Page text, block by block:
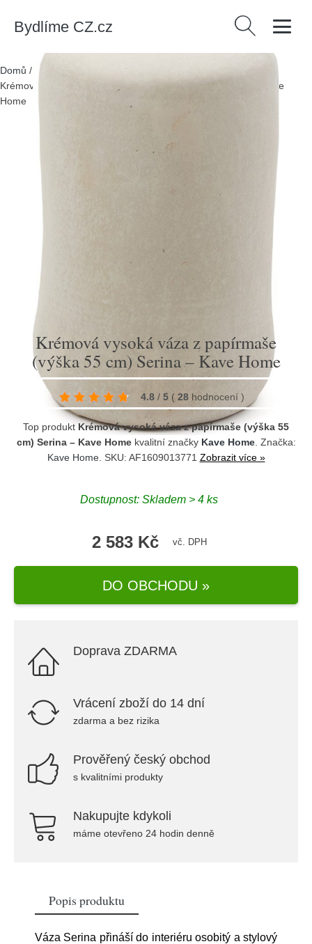
Bydlíme CZ.cz Vyhledávání
Domů / Produkty > Dekorace > Vázy, sošky a glóbusy > Vázy
Krémová vysoká váza z papírmaše (výška 55 cm) Serina – Kave
Home
Krémová vysoká váza z papírmaše
(výška 55 cm) Serina – Kave Home
4.8 / 5 ( 28 hodnocení )
Top produkt Krémová vysoká váza z papírmaše (výška 55
cm) Serina – Kave Homekvalitní značky Kave Home. Značka:
Kave Home. SKU: AF1609013771 Zobrazit více »
Dostupnost: Skladem > 4 ks
2 583 Kč vč. DPH
DO OBCHODU »
Doprava ZDARMA
Vrácení zboží do 14 dní
zdarma a bez rizika
Prověřený český obchod
s kvalitními produkty
Nakupujte kdykoli
máme otevřeno 24 hodin denně
Popis produktu
Váza Serina přináší do interiéru osobitý a stylový